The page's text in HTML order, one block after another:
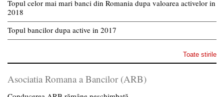
Topul celor mai mari banci din Romania dupa valoarea activelor in
2018
Topul bancilor dupa active in 2017
Toate stirile
Asociatia Romana a Bancilor (ARB)